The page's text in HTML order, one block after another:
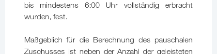
bis mindestens 6:00 Uhr vollständig erbracht
wurden, fest.
Maßgeblich für die Berechnung des pauschalen
Zuschusses ist neben der Anzahl der geleisteten